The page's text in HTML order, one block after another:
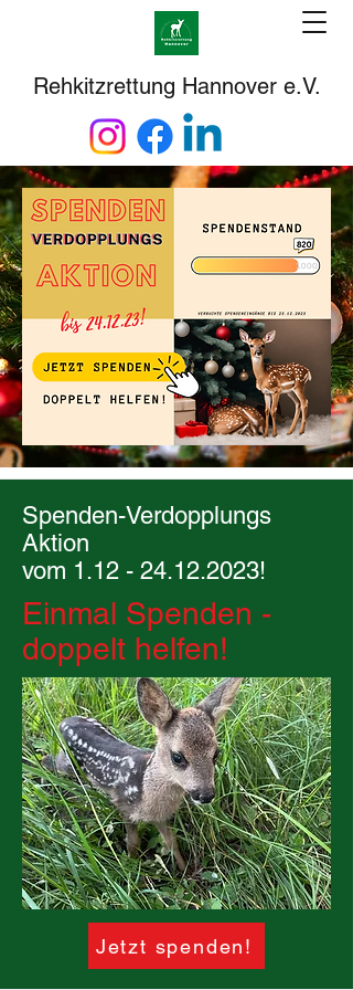
Rehkitzrettung Hannover e.V.
Spenden-Verdopplungs
Aktion
vom 1.12 - 24.12.2023!
Einmal Spenden -
doppelt helfen!
Jetzt spenden!